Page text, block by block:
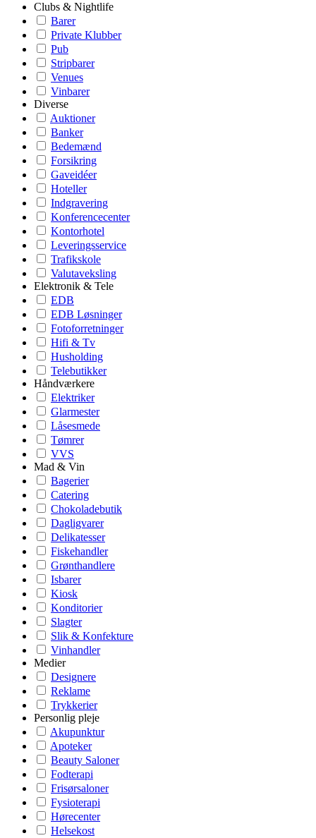
Clubs & Nightlife
Barer
Private Klubber
Pub
Stripbarer
Venues
Vinbarer
Diverse
Auktioner
Banker
Bedemænd
Forsikring
Gaveidéer
Hoteller
Indgravering
Konferencecenter
Kontorhotel
Leveringsservice
Trafikskole
Valutaveksling
Elektronik & Tele
EDB
EDB Løsninger
Fotoforretninger
Hifi & Tv
Husholding
Telebutikker
Håndværkere
Elektriker
Glarmester
Låsesmede
Tømrer
VVS
Mad & Vin
Bagerier
Catering
Chokoladebutik
Dagligvarer
Delikatesser
Fiskehandler
Grønthandlere
Isbarer
Kiosk
Konditorier
Slagter
Slik & Konfekture
Vinhandler
Medier
Designere
Reklame
Trykkerier
Personlig pleje
Akupunktur
Apoteker
Beauty Saloner
Fodterapi
Frisørsaloner
Fysioterapi
Hørecenter
Helsekost